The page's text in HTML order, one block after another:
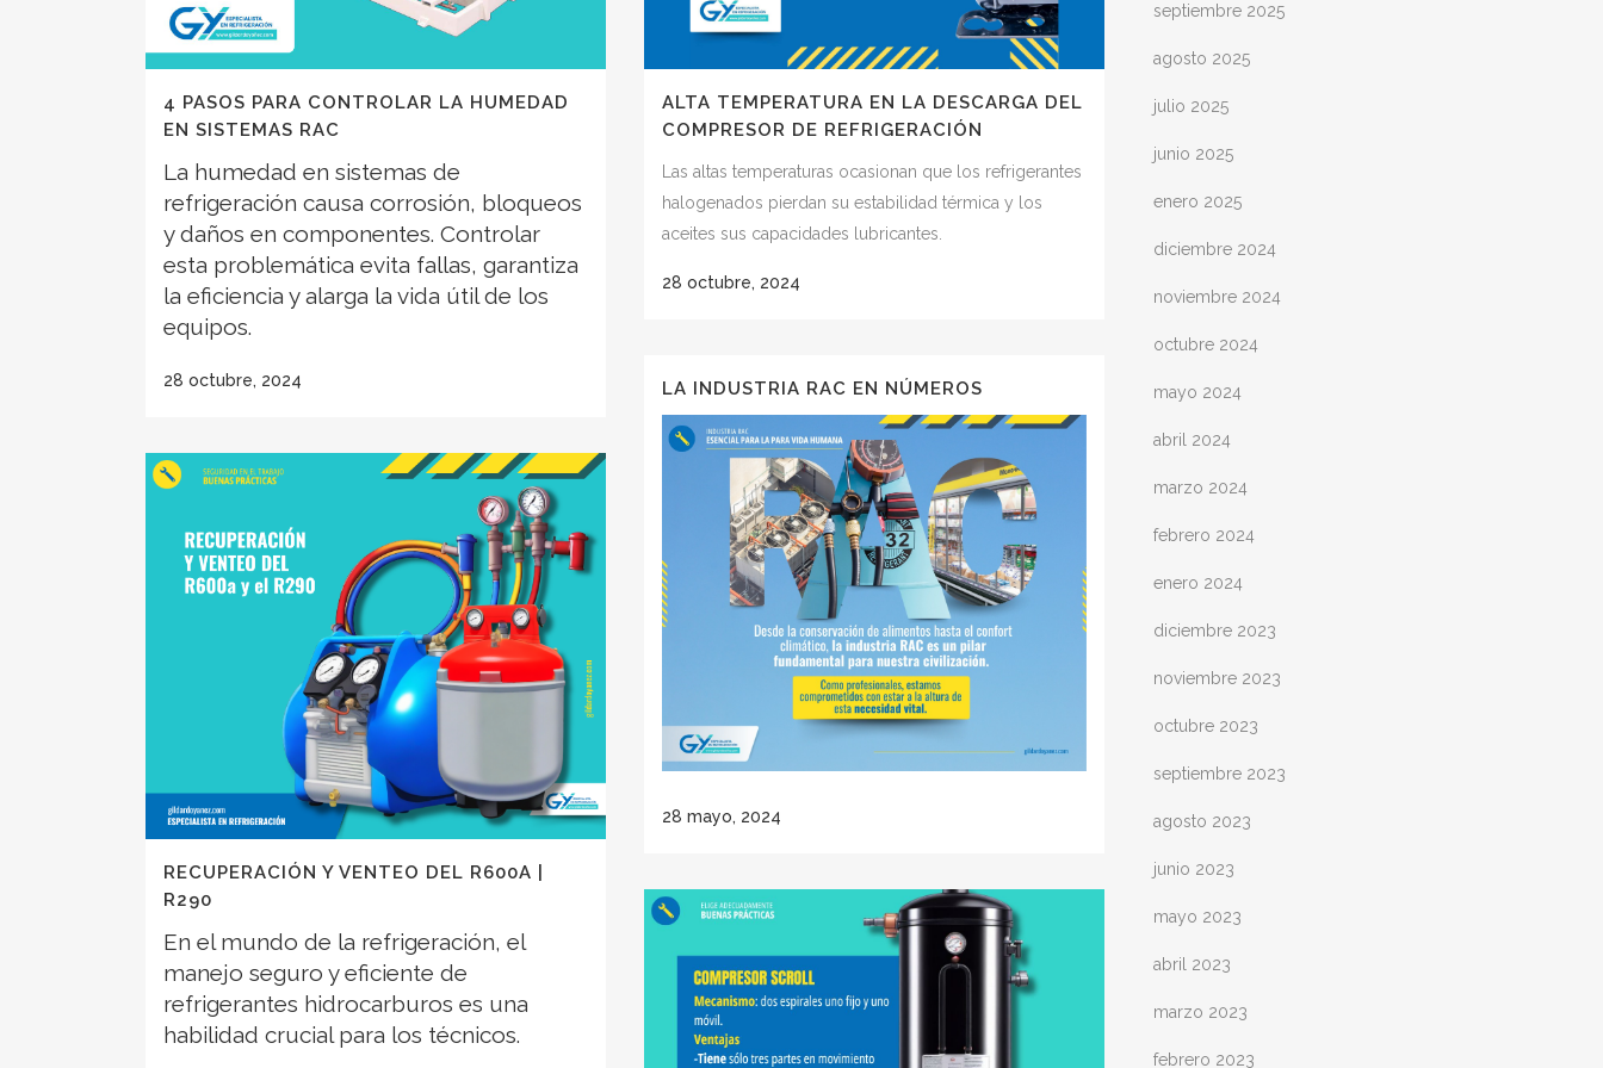
4 PASOS PARA CONTROLAR LA HUMEDAD
EN SISTEMAS RAC
La humedad en sistemas de
refrigeración causa corrosión, bloqueos
y daños en componentes. Controlar
esta problemática evita fallas, garantiza
la eficiencia y alarga la vida útil de los
equipos.
28 octubre, 2024
ALTA TEMPERATURA EN LA DESCARGA DEL
COMPRESOR DE REFRIGERACIÓN
Las altas temperaturas ocasionan que los refrigerantes
halogenados pierdan su estabilidad térmica y los
aceites sus capacidades lubricantes.
28 octubre, 2024
LA INDUSTRIA RAC EN NÚMEROS
28 mayo, 2024
RECUPERACIÓN Y VENTEO DEL R600A |
R290
En el mundo de la refrigeración, el
manejo seguro y eficiente de
refrigerantes hidrocarburos es una
habilidad crucial para los técnicos.
septiembre 2025
agosto 2025
julio 2025
junio 2025
enero 2025
diciembre 2024
noviembre 2024
octubre 2024
mayo 2024
abril 2024
marzo 2024
febrero 2024
enero 2024
diciembre 2023
noviembre 2023
octubre 2023
septiembre 2023
agosto 2023
junio 2023
mayo 2023
abril 2023
marzo 2023
febrero 2023